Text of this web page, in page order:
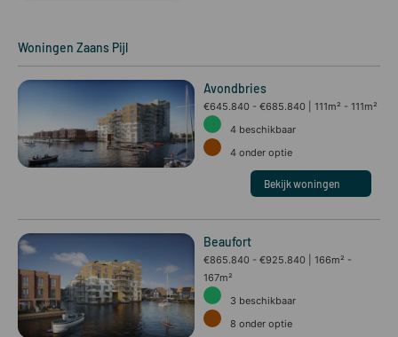
Woningen Zaans Pijl
Avondbries
€645.840 - €685.840
111m² - 111m²
4 beschikbaar
4 onder optie
Bekijk woningen
Beaufort
€865.840 - €925.840
166m² -
167m²
3 beschikbaar
8 onder optie